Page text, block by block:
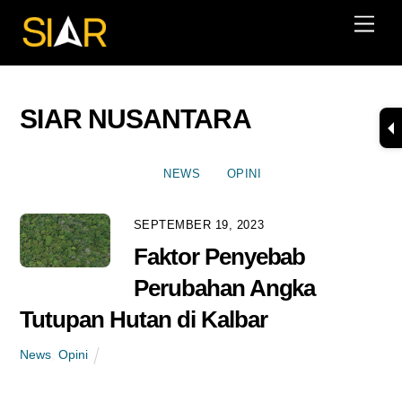
SIAR NUSANTARA
NEWS OPINI
SEPTEMBER 19, 2023
Faktor Penyebab
Perubahan Angka
Tutupan Hutan di Kalbar
News ,Opini